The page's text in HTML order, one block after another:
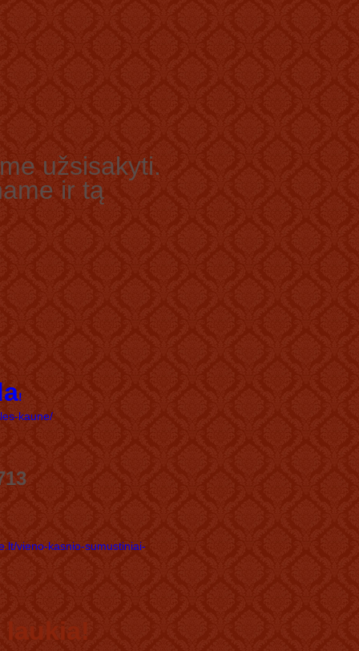
užsisakyti.
ir tą
!
kaune/
vieno-kasnio-sumustiniai-
laukia!